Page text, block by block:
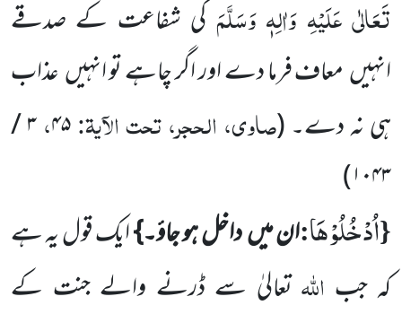
تَعَالٰی عَلَیْہِ وَاٰلِہٖ وَسَلَّمَ کی شفاعت کے صدقے
انہیںمعاف فرما دے اور اگر چاہے تو انہیںعذاب
ہی نہ دے۔(صاوی، الحجر، تحت الآیۃ:۴۵، ۳ /
۱۰۴۳)
{اُدْخُلُوْهَا:ان میںداخل ہو جاؤ۔}ایک قول یہ ہے
کہ جب اللّٰہتعالیٰ سے ڈرنے والے جنت کے